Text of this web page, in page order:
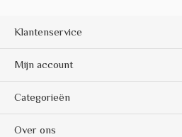
Klantenservice
Mijn account
Categorieën
Over ons